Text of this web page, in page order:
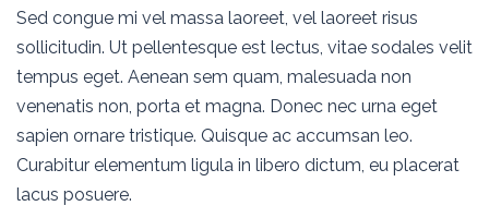
Sed congue mi vel massa laoreet, vel laoreet risus
sollicitudin. Ut pellentesque est lectus, vitae sodales velit
tempus eget. Aenean sem quam, malesuada non
venenatis non, porta et magna. Donec nec urna eget
sapien ornare tristique. Quisque ac accumsan leo.
Curabitur elementum ligula in libero dictum, eu placerat
lacus posuere.